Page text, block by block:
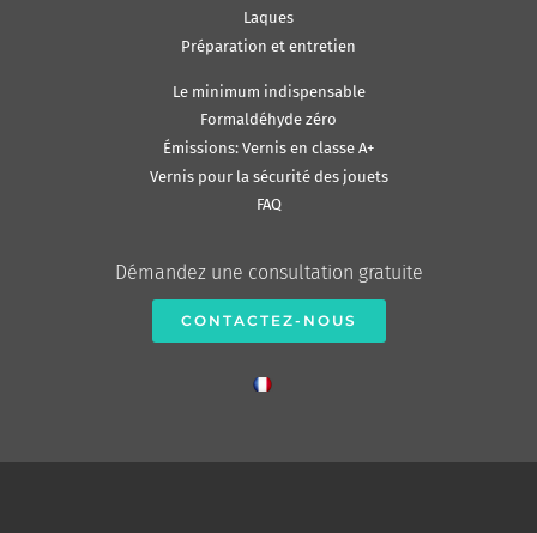
Laques
Préparation et entretien
Le minimum indispensable
Formaldéhyde zéro
Émissions: Vernis en classe A+
Vernis pour la sécurité des jouets
FAQ
Démandez une consultation gratuite
CONTACTEZ-NOUS